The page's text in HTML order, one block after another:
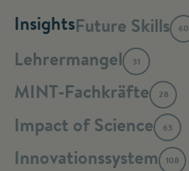
InsightsFuture Skills 60
Lehrermangel 31
MINT-Fachkräfte 28
Impact of Science 63
Innovationssystem 108